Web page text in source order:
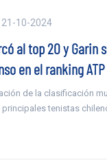
21-10-2024
al top 20 y Garin
en el ranking ATP
de la clasificación
tenistas